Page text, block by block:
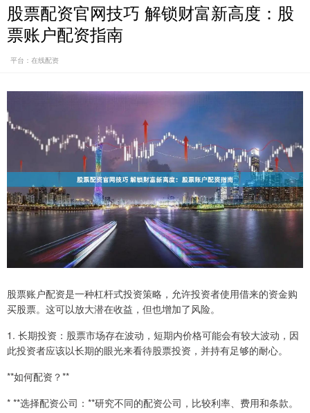
股票配资官网技巧 解锁财富新高度：股
票账户配资指南
平台：在线配资
股票账户配资是一种杠杆式投资策略，允许投资者使用借来的资金购
买股票。这可以放大潜在收益，但也增加了风险。
1. 长期投资：股票市场存在波动，短期内价格可能会有较大波动，因
此投资者应该以长期的眼光来看待股票投资，并持有足够的耐心。
**如何配资？**
* **选择配资公司：**研究不同的配资公司，比较利率、费用和条款。